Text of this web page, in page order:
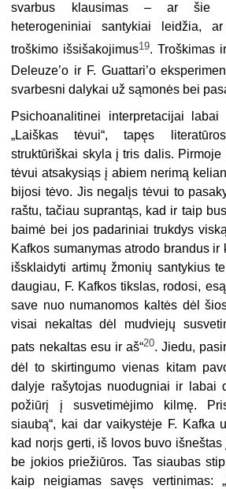
svarbus klausimas – ar šie
heterogeniniai santykiai leidžia,
troškimo išsišakojimus19. Troškimas
Deleuze’o ir F. Guattari’o
svarbesni dalykai už sąmonės bei
Psichoanalitinei interpretacijai
„Laiškas tėvui“, tapęs
struktūriškai skyla į tris dalis. Pirmoje
tėvui atsakysiąs į abiem nerimą
bijosi tėvo. Jis negalįs tėvui to
raštu, tačiau suprantąs, kad ir taip
baimė bei jos padariniai trukdys
Kafkos sumanymas atrodo brandus ir
išsklaidyti artimų žmonių santykius
daugiau, F. Kafkos tikslas, rodosi,
save nuo numanomos kaltės dėl
visai nekaltas dėl mudviejų
pats nekaltas esu ir aš“20. Jiedu,
dėl to skirtingumo vienas kitam
dalyje rašytojas nuodugniai ir labai
požiūrį į susvetimėjimo kilmę.
siaubą“, kai dar vaikystėje F. Kafka
kad norįs gerti, iš lovos buvo
be jokios priežiūros. Tas siaubas
kaip neigiamas savęs vertinimas: